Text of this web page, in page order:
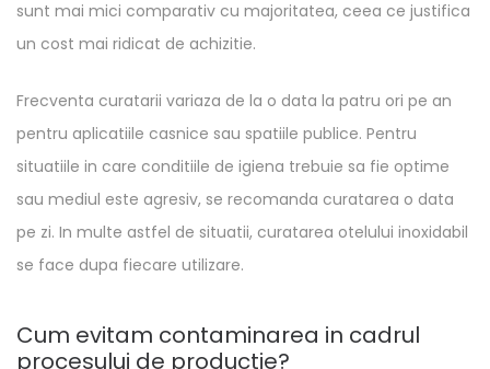
sunt mai mici comparativ cu majoritatea, ceea ce justifica
un cost mai ridicat de achizitie.
Frecventa curatarii variaza de la o data la patru ori pe an
pentru aplicatiile casnice sau spatiile publice. Pentru
situatiile in care conditiile de igiena trebuie sa fie optime
sau mediul este agresiv, se recomanda curatarea o data
pe zi. In multe astfel de situatii, curatarea otelului inoxidabil
se face dupa fiecare utilizare.
Cum evitam contaminarea in cadrul
procesului de productie?